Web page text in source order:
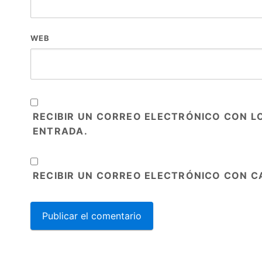
WEB
RECIBIR UN CORREO ELECTRÓNICO CON
ENTRADA.
RECIBIR UN CORREO ELECTRÓNICO CON